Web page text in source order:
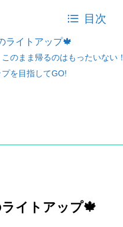
目次
ライトアップ🍁
のまま帰るのはもったいない！
を目指してGO!
イトアップ🍁